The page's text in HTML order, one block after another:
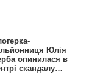
Юлія
опинилася в
скандалу…